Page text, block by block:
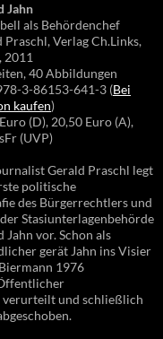
Jahn
als Behördenchef
Praschl, Verlag Ch.Links,
2011
40 Abbildungen
3-86153-641-3 (Bei
kaufen)
(D), 20,50 Euro (A),
(UVP)
Gerald Praschl legt
politische
des Bürgerrechtlers und
Stasiunterlagenbehörde
Jahn vor. Schon als
gerät Jahn ins Visier
1976
verurteilt und schließlich